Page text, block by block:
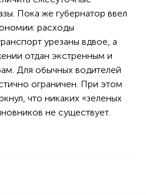
Пока же губернатор ввел
расходы
урезаны вдвое, а
отдан экстренным и
Для обычных водителей
ограничен. При этом
что никаких «зеленых
не существует.